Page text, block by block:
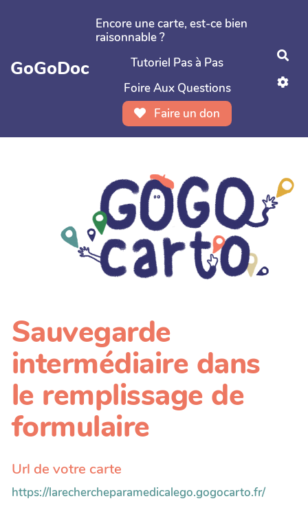
Aller au contenu principal
GoGoDoc
Encore une carte, est-ce bien
raisonnable ?
Tutoriel Pas à Pas
Foire Aux Questions
Faire un don
Sauvegarde
intermédiaire dans
le remplissage de
formulaire
Url de votre carte
https://larechercheparamedicalego.gogocarto.fr/